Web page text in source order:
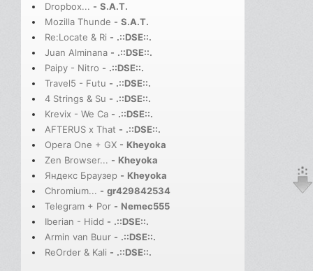
Dropbox... - S.A.T.
Mozilla Thunde - S.A.T.
Re:Locate & Ri - .::DSE::.
Juan Alminana - .::DSE::.
Paipy - Nitro - .::DSE::.
Travel5 - Futu - .::DSE::.
4 Strings & Su - .::DSE::.
Krevix - We Ca - .::DSE::.
AFTERUS x That - .::DSE::.
Opera One + GX - Kheyoka
Zen Browser... - Kheyoka
Яндекс Браузер - Kheyoka
Chromium... - gr429842534
Telegram + Por - Nemec555
Iberian - Hidd - .::DSE::.
Armin van Buur - .::DSE::.
ReOrder & Kali - .::DSE::.